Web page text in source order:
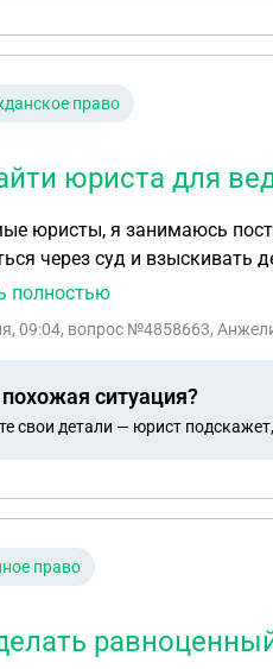
право
юриста для
поставками по 44 ФЗ, по всей России, товар разный, примерно
через суд и взыскивать
оплату вы получаете по
полностью
09:04, вопрос №4858663,
ситуация?
свои детали — юрист
право